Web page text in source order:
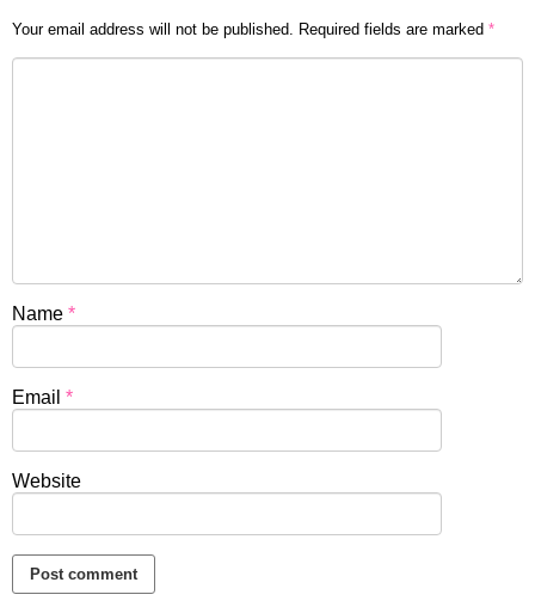
Your email address will not be published. Required fields are marked *
Name *
Email *
Website